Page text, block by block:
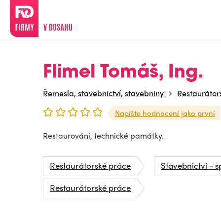
Flimel Tomáš, Ing.
Řemesla, stavebnictví, stavebniny
Napište hodnocení jako první
Restaurování, technické památky.
Restaurátorské práce
Stavebnictví -
Restaurátorské práce